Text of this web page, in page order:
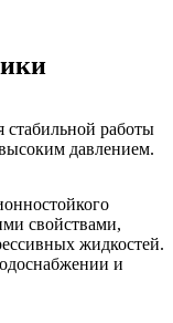
стабильной работы
давлением.
свойствами,
жидкостей.
и